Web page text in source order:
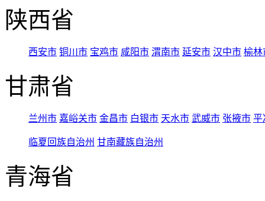
陕西省
西安市 铜川市 宝鸡市 咸阳市 渭南市 延安市 汉中市 榆林
甘肃省
兰州市 嘉峪关市 金昌市 白银市 天水市 武威市 张掖市 平
临夏回族自治州 甘南藏族自治州
青海省